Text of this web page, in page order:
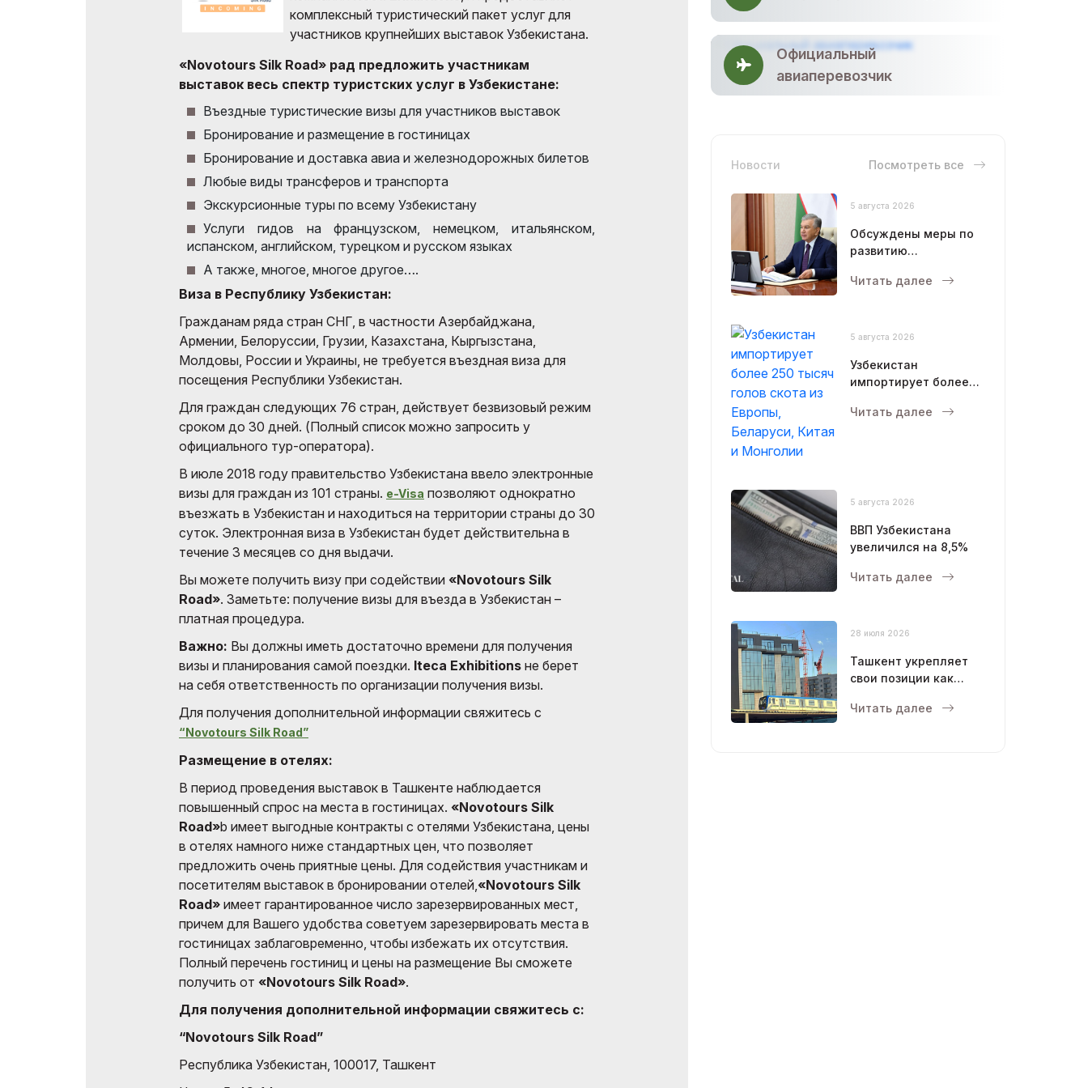
Эффективное участие в
авиаперевозчик
комплексный туристический пакет услуг для
участников крупнейших выставок Узбекистана.
«Novotours Silk Road» рад предложить участникам
выставок весь спектр туристских услуг в Узбекистане:
Въездные туристические визы для участников выставок
Бронирование и размещение в гостиницах
Бронирование и доставка авиа и железнодорожных билетов
Любые виды трансферов и транспорта
Экскурсионные туры по всему Узбекистану
Услуги гидов на французском, немецком, итальянском,
испанском, английском, турецком и русском языках
А также, многое, многое другое….
Виза в Республику Узбекистан:
Гражданам ряда стран СНГ, в частности Азербайджана,
Армении, Белоруссии, Грузии, Казахстана, Кыргызстана,
Молдовы, России и Украины, не требуется въездная виза для
посещения Республики Узбекистан.
Для граждан следующих 76 стран, действует безвизовый режим
сроком до 30 дней. (Полный список можно запросить у
официального тур-оператора).
В июле 2018 году правительство Узбекистана ввело электронные
визы для граждан из 101 страны. e-Visa позволяют однократно
въезжать в Узбекистан и находиться на территории страны до 30
суток. Электронная виза в Узбекистан будет действительна в
течение 3 месяцев со дня выдачи.
Вы можете получить визу при содействии «Novotours Silk
Road». Заметьте: получение визы для въезда в Узбекистан –
платная процедура.
Важно: Вы должны иметь достаточно времени для получения
визы и планирования самой поездки. Iteca Exhibitions не берет
на себя ответственность по организации получения визы.
Для получения дополнительной информации свяжитесь с
“Novotours Silk Road”
Размещение в отелях:
В период проведения выставок в Ташкенте наблюдается
повышенный спрос на места в гостиницах. «Novotours Silk
Road»b имеет выгодные контракты с отелями Узбекистана, цены
в отелях намного ниже стандартных цен, что позволяет
предложить очень приятные цены. Для содействия участникам и
посетителям выставок в бронировании отелей, «Novotours Silk
Road» имеет гарантированное число зарезервированных мест,
причем для Вашего удобства советуем зарезервировать места в
гостиницах заблаговременно, чтобы избежать их отсутствия.
Полный перечень гостиниц и цены на размещение Вы сможете
получить от «Novotours Silk Road».
Для получения дополнительной информации свяжитесь с:
“Novotours Silk Road”
Республика Узбекистан, 100017, Ташкент
Официальный
авиаперевозчик
Новости Посмотреть все
5 августа 2026
Обсуждены меры по
развитию
птицеводства
Читать далее
5 августа 2026
Узбекистан
импортирует более
скота из Европы,
Читать далее
5 августа 2026
ВВП Узбекистана
увеличился на 8,5%
Читать далее
28 июля 2026
Ташкент укрепляет
свои позиции как
мегаполис
Читать далее